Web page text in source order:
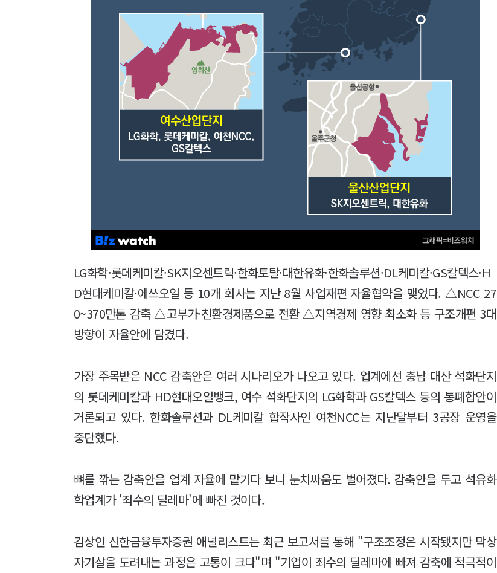
LG화학·롯데케미칼·SK지오센트릭·한화토탈·대한유화·한화솔루션·DL케미칼·GS칼텍스·H
D현대케미칼·에쓰오일 등 10개 회사는 지난 8월 사업재편 자율협약을 맺었다. △NCC 27
0~370만톤 감축 △고부가·친환경제품으로 전환 △지역경제 영향 최소화 등 구조개편 3대
방향이 자율안에 담겼다.
가장 주목받은 NCC 감축안은 여러 시나리오가 나오고 있다. 업계에선 충남 대산 석화단지
의 롯데케미칼과 HD현대오일뱅크, 여수 석화단지의 LG화학과 GS칼텍스 등의 통폐합안이
거론되고 있다. 한화솔루션과 DL케미칼 합작사인 여천NCC는 지난달부터 3공장 운영을
중단했다.
뼈를 깎는 감축안을 업계 자율에 맡기다 보니 눈치싸움도 벌어졌다. 감축안을 두고 석유화
학업계가 '죄수의 딜레마'에 빠진 것이다.
김상인 신한금융투자증권 애널리스트는 최근 보고서를 통해 "구조조정은 시작됐지만 막상
자기살을 도려내는 과정은 고통이 크다"며 "기업이 죄수의 딜레마에 빠져 감축에 적극적이